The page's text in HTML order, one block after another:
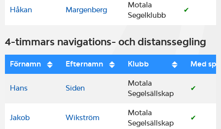
Håkan Margenberg
Motala
Segelklubb
✔
4-timmars navigations- och distanssegling
Förnamn Efternamn Klubb Med
Hans Siden
Motala
Segelsällskap
✔
Jakob Wikström
Motala
Segelsällskap
✔